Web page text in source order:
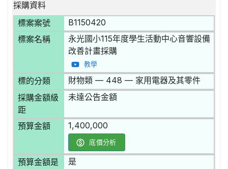
採購資料
標案案號
B1150420
標案名稱
永光國小115年度學生活動中心音響設備
改善計畫採購
教學
標的分類 財物類 — 448 — 家用電器及其零件
採購金額級
距
未達公告金額
預算金額 1,400,000
底價分析
預算金額是
是